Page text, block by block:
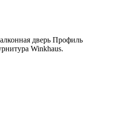
дверь Профиль
Winkhaus.